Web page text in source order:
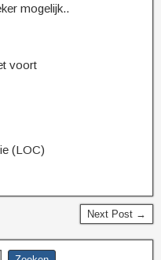
mogelijk..
voort
(LOC)
Next Post →